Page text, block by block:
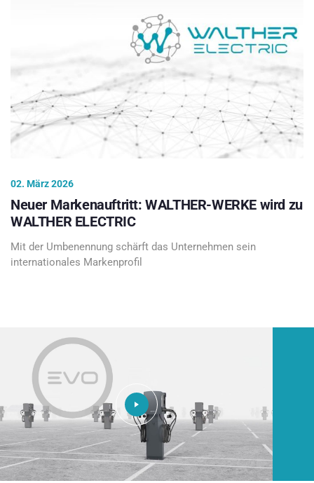
02. März 2026
Neuer Markenauftritt: WALTHER-WERKE wird zu
WALTHER ELECTRIC
Mit der Umbenennung schärft das Unternehmen sein
internationales Markenprofil